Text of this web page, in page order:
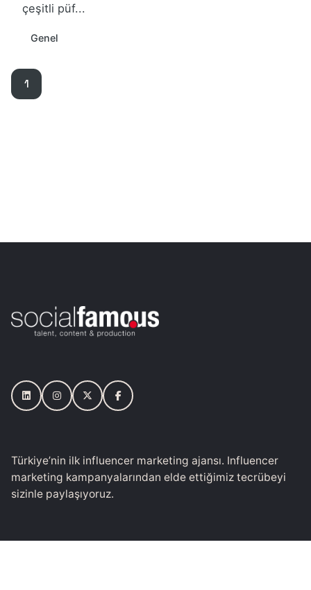
çeşitli püf...
Genel
1
Türkiye’nin ilk influencer marketing ajansı. Influencer
marketing kampanyalarından elde ettiğimiz tecrübeyi
sizinle paylaşıyoruz.